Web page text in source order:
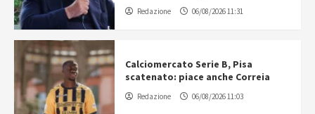
Redazione 06/08/2026 11:31
Calciomercato Serie B, Pisa
scatenato: piace anche Correia
Redazione 06/08/2026 11:03